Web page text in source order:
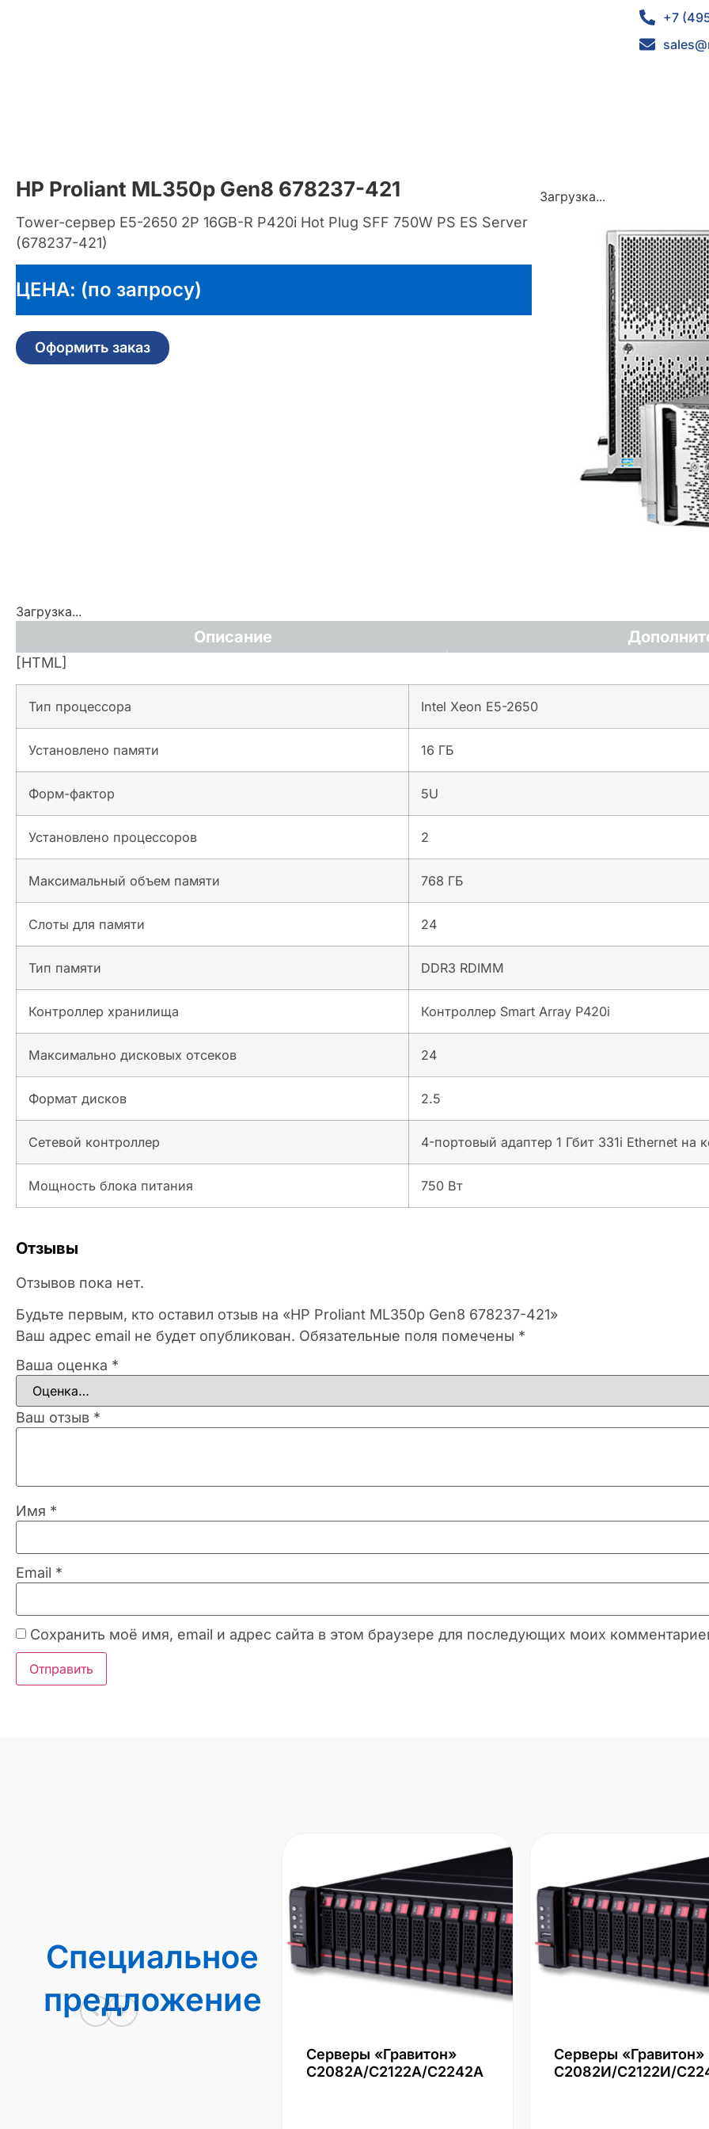
+7
HP Proliant ML350p Gen8 678237-421
Tower-сервер E5-2650 2P 16GB-R P420i Hot Plug SFF 750W PS ES Server
(678237-421)
ЦЕНА: (по запросу)
Оформить заказ
Загрузка...
Загрузка...
Описание
[HTML]
Тип процессора Intel Xeon E5-2650
Установлено памяти 16 ГБ
Форм-фактор 5U
Установлено процессоров 2
Максимальный объем памяти 768 ГБ
Слоты для памяти 24
Тип памяти DDR3 RDIMM
Контроллер хранилища Контроллер Smart Array P420i
Максимально дисковых отсеков 24
Формат дисков 2.5
Сетевой контроллер 4-портовый адаптер 1 Гбит 331i Ethernet на
Мощность блока питания 750 Вт
Отзывы
Отзывов пока нет.
Будьте первым, кто оставил отзыв на «HP Proliant ML350p Gen8 678237-421»
Ваш адрес email не будет опубликован. Обязательные поля помечены *
Ваша оценка *
Ваш отзыв *
Имя *
Email *
Сохранить моё имя, email и адрес сайта в этом браузере для последующих моих
Специальное
предложение
Серверы «Гравитон»
С2082А/С2122А/С2242А
Серверы «Гравитон»
С2082И/С2122И/